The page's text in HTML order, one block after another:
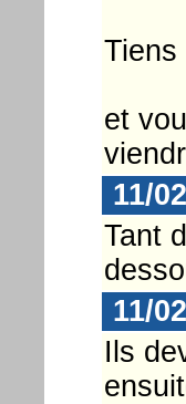
Tiens
et
11/
Tant
11/
Ils